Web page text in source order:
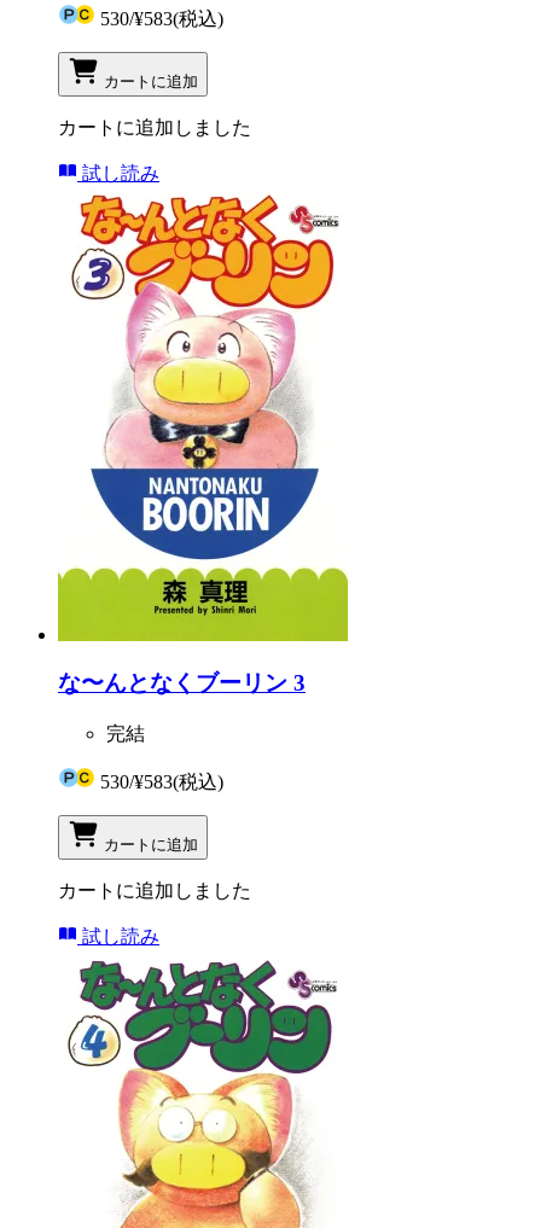
530/¥583(税込)
カートに追加
カートに追加しました
試し読み
な〜んとなくブーリン 3
完結
530/¥583(税込)
カートに追加
カートに追加しました
試し読み